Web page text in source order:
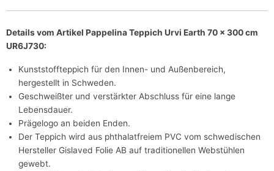
Details vom Artikel Pappelina Teppich Urvi Earth 70 x 300 cm
UR6J730:
Kunststoffteppich für den Innen- und Außenbereich,
hergestellt in Schweden.
Geschweißter und verstärkter Abschluss für eine lange
Lebensdauer.
Prägelogo an beiden Enden.
Der Teppich wird aus phthalatfreiem PVC vom schwedischen
Hersteller Gislaved Folie AB auf traditionellen Webstühlen
gewebt.